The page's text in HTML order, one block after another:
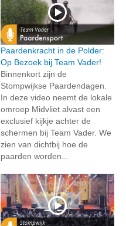
Paardenkracht in de Polder:
Op Bezoek bij Team Vader!
Binnenkort zijn de
Stompwijkse Paardendagen.
In deze video neemt de lokale
omroep Midvliet alvast een
exclusief kijkje achter de
schermen bij Team Vader. We
zien van dichtbij hoe de
paarden worden...